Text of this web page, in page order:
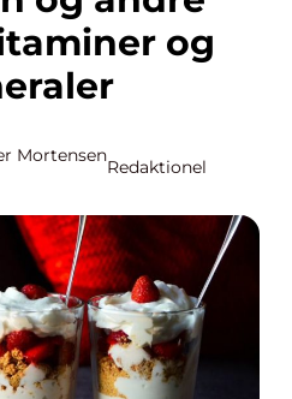
og
Mortensen
Redaktionel